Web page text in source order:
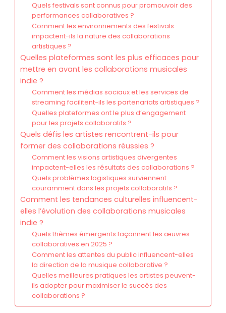
Quels festivals sont connus pour promouvoir des
performances collaboratives ?
Comment les environnements des festivals
impactent-ils la nature des collaborations
artistiques ?
Quelles plateformes sont les plus efficaces pour
mettre en avant les collaborations musicales
indie ?
Comment les médias sociaux et les services de
streaming facilitent-ils les partenariats artistiques ?
Quelles plateformes ont le plus d’engagement
pour les projets collaboratifs ?
Quels défis les artistes rencontrent-ils pour
former des collaborations réussies ?
Comment les visions artistiques divergentes
impactent-elles les résultats des collaborations ?
Quels problèmes logistiques surviennent
couramment dans les projets collaboratifs ?
Comment les tendances culturelles influencent-
elles l’évolution des collaborations musicales
indie ?
Quels thèmes émergents façonnent les œuvres
collaboratives en 2025 ?
Comment les attentes du public influencent-elles
la direction de la musique collaborative ?
Quelles meilleures pratiques les artistes peuvent-
ils adopter pour maximiser le succès des
collaborations ?